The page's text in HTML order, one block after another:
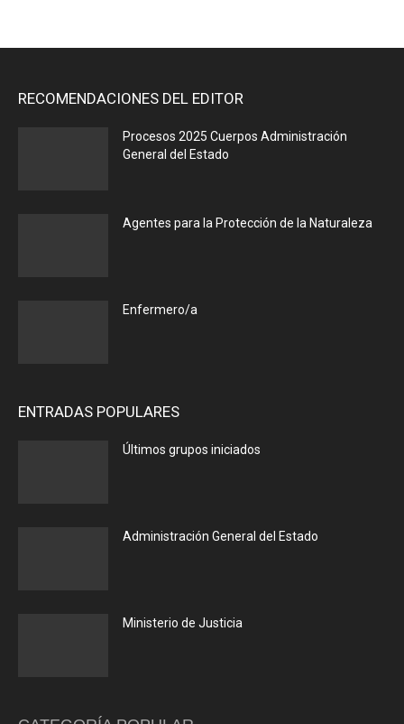
RECOMENDACIONES DEL EDITOR
Procesos 2025 Cuerpos Administración
General del Estado
Agentes para la Protección de la Naturaleza
Enfermero/a
ENTRADAS POPULARES
Últimos grupos iniciados
Administración General del Estado
Ministerio de Justicia